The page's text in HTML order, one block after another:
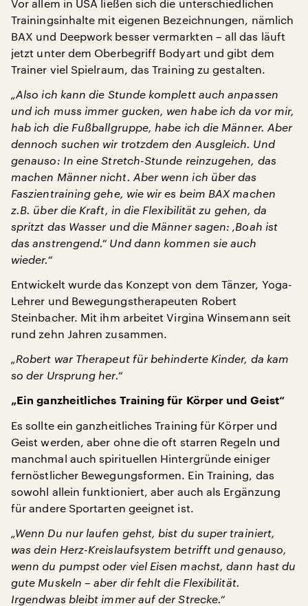
Vor allem in USA ließen sich die unterschiedlichen
Trainingsinhalte mit eigenen Bezeichnungen, nämlich
BAX und Deepwork besser vermarkten – all das läuft
jetzt unter dem Oberbegriff Bodyart und gibt dem
Trainer viel Spielraum, das Training zu gestalten.
„Also ich kann die Stunde komplett auch anpassen
und ich muss immer gucken, wen habe ich da vor mir,
hab ich die Fußballgruppe, habe ich die Männer. Aber
dennoch suchen wir trotzdem den Ausgleich. Und
genauso: In eine Stretch-Stunde reinzugehen, das
machen Männer nicht. Aber wenn ich über das
Faszientraining gehe, wie wir es beim BAX machen
z.B. über die Kraft, in die Flexibilität zu gehen, da
spritzt das Wasser und die Männer sagen: ‚Boah ist
das anstrengend.“ Und dann kommen sie auch
wieder.“
Entwickelt wurde das Konzept von dem Tänzer, Yoga-
Lehrer und Bewegungstherapeuten Robert
Steinbacher. Mit ihm arbeitet Virgina Winsemann seit
rund zehn Jahren zusammen.
„Robert war Therapeut für behinderte Kinder, da kam
so der Ursprung her.“
„Ein ganzheitliches Training für Körper und Geist“
Es sollte ein ganzheitliches Training für Körper und
Geist werden, aber ohne die oft starren Regeln und
manchmal auch spirituellen Hintergründe einiger
fernöstlicher Bewegungsformen. Ein Training, das
sowohl allein funktioniert, aber auch als Ergänzung
für andere Sportarten geeignet ist.
„Wenn Du nur laufen gehst, bist du super trainiert,
was dein Herz-Kreislaufsystem betrifft und genauso,
wenn du pumpst oder viel Eisen machst, dann hast du
gute Muskeln – aber dir fehlt die Flexibilität.
Irgendwas bleibt immer auf der Strecke.“